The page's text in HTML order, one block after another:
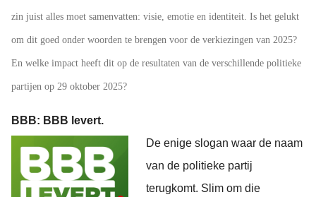
zin juist alles moet samenvatten: visie, emotie en identiteit. Is het gelukt
om dit goed onder woorden te brengen voor de verkiezingen van 2025?
En welke impact heeft dit op de resultaten van de verschillende politieke
partijen op 29 oktober 2025?
BBB: BBB levert.
De enige slogan waar de naam
van de politieke partij
terugkomt. Slim om die